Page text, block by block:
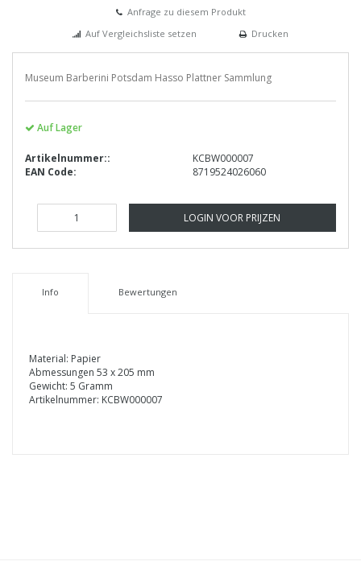
Anfrage zu diesem Produkt
Auf Vergleichsliste setzen
Drucken
Museum Barberini Potsdam Hasso Plattner Sammlung
Auf Lager
Artikelnummer::
KCBW000007
EAN Code:
8719524026060
LOGIN VOOR PRIJZEN
Info Bewertungen
Material: Papier
Abmessungen 53 x 205 mm
Gewicht: 5 Gramm
Artikelnummer: KCBW000007